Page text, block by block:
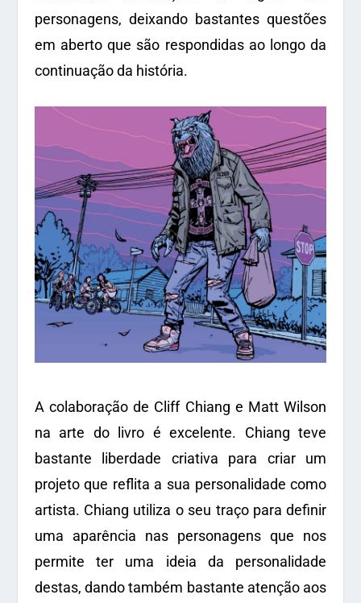
personagens, deixando bastantes questões
em aberto que são respondidas ao longo da
continuação da história.
A colaboração de Cliff Chiang e Matt Wilson
na arte do livro é excelente. Chiang teve
bastante liberdade criativa para criar um
projeto que reflita a sua personalidade como
artista. Chiang utiliza o seu traço para definir
uma aparência nas personagens que nos
permite ter uma ideia da personalidade
destas, dando também bastante atenção aos